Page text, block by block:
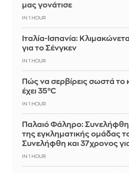
μας γονάτισε
IN 1 HOUR
Ιταλία-Ισπανία:
για το Σένγκεν
IN 1 HOUR
Πώς να σερβίρεις σωστά το
έχει 35°C
IN 1 HOUR
Παλαιό Φάληρο: Συνελήφθη
της εγκληματικής ομάδας
Συνελήφθη και 37χρονος
IN 1 HOUR